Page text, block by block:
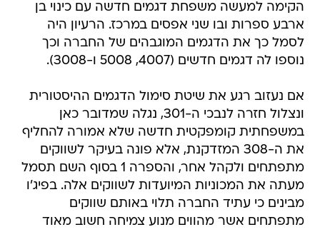
הקימה למעשה משפחת דגמים חדשה עם כינוי בן
ארבע ספרות ובו שני אפסים במרכז. הרעיון היה
לסמל כך את הדגמים המוגבהים של החברה וכך
נוספו לה דגמים חדשים (4007, 5008 ו-3008).
אם נעזוב רגע את שיטת סימול הדגמים ההיסטורית
ונצלול חזרה לנבכי ה-301, נגלה שמדובר כאן
במשפחתית קומפקטית חדשה שלא אמורה להחליף
את ה-308 המזדקנת, אלא פונה בעיקר לשווקים
מתפתחים ולקהל אחר, והספרה 1 בסוף השם תסמל
מעתה את המכוניות המיועדות לשווקים אלה. בפיג'ו
מבינים כי עתיד החברה תלוי באותם שווקים
מתפתחים אשר מהווים מנוע צמיחה חשוב מאוד